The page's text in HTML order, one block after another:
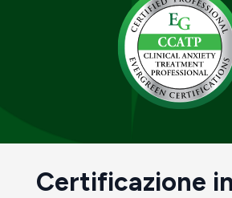
Certificazione